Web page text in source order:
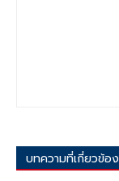
บทความที่เกี่ยวข้อง